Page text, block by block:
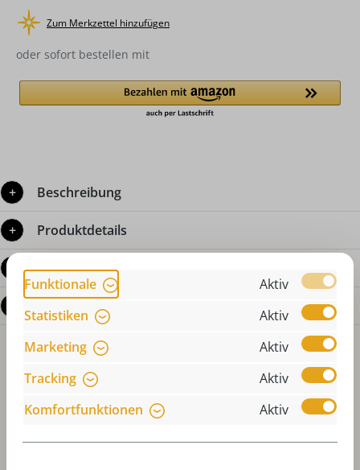
Zum Merkzettel hinzufügen
oder sofort bestellen mit
Beschreibung
Produktdetails
Bewertungen
Fragen zum Produkt
Funktionale
Aktiv
Statistiken
Aktiv
Marketing
Aktiv
Tracking
Aktiv
Komfortfunktionen
Aktiv